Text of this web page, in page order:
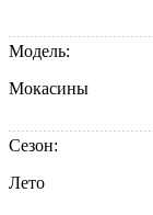
Модель:
Мокасины
Сезон:
Лето